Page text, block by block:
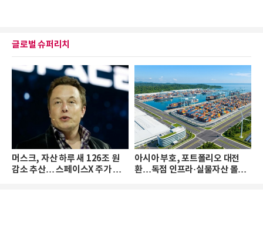
글로벌 슈퍼리치
머스크, 자산 하루 새 126조 원
감소 추산… 스페이스X 주가 하
아시아 부호, 포트폴리오 대전
환…독점 인프라·실물자산 몰린